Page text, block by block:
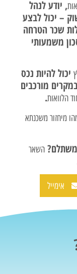
, יודע לנהל
– יכול לבצע
שכר הטרחה
משמעותי
יכול להיות נכס
מורכבים
הלוואות.
מיחזור משכנתא
משתלם?השאר
אימייל